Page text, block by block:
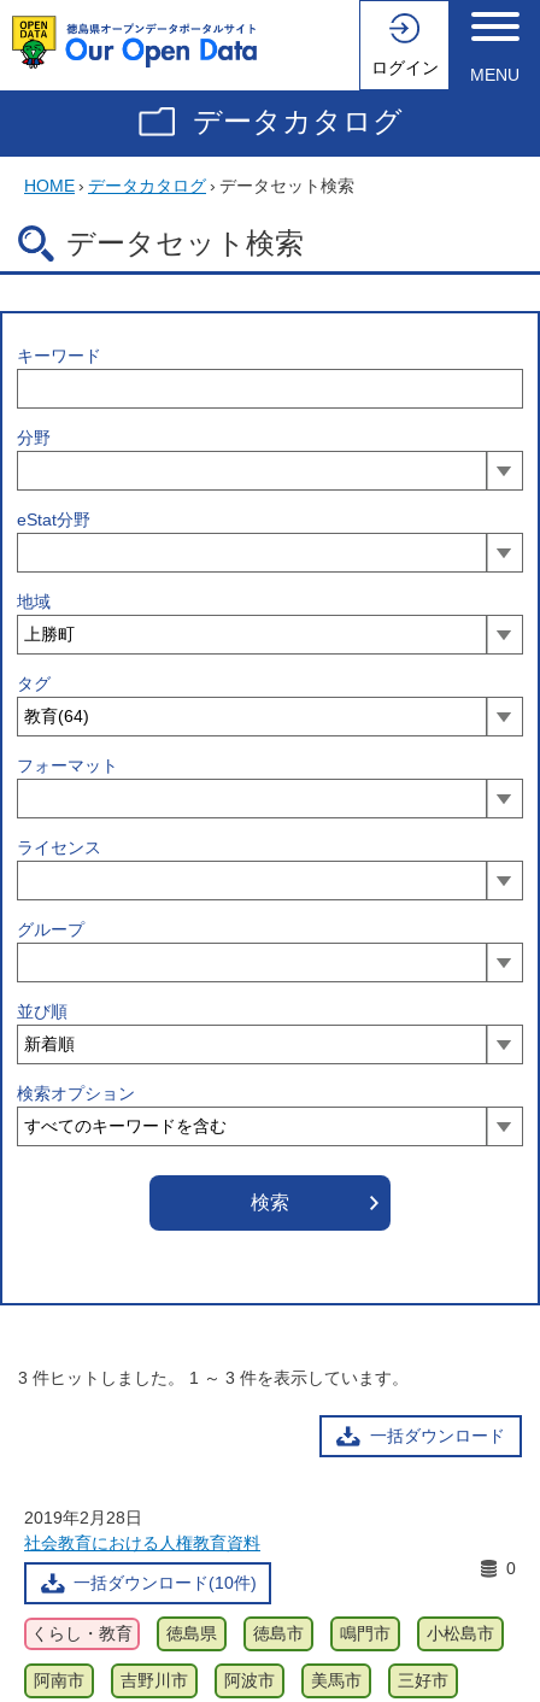
ログイン MENU
データカタログ
HOME› データカタログ› データセット検索
データセット検索
キーワード
分野
eStat分野
地域
タグ
フォーマット
ライセンス
グループ
並び順
検索オプション
3 件ヒットしました。 1 ～ 3 件を表示しています。
一括ダウンロード
2019年2月28日
社会教育における人権教育資料
一括ダウンロード(10件)
0
くらし・教育 徳島県 徳島市 鳴門市 小松島市
阿南市 吉野川市 阿波市 美馬市 三好市